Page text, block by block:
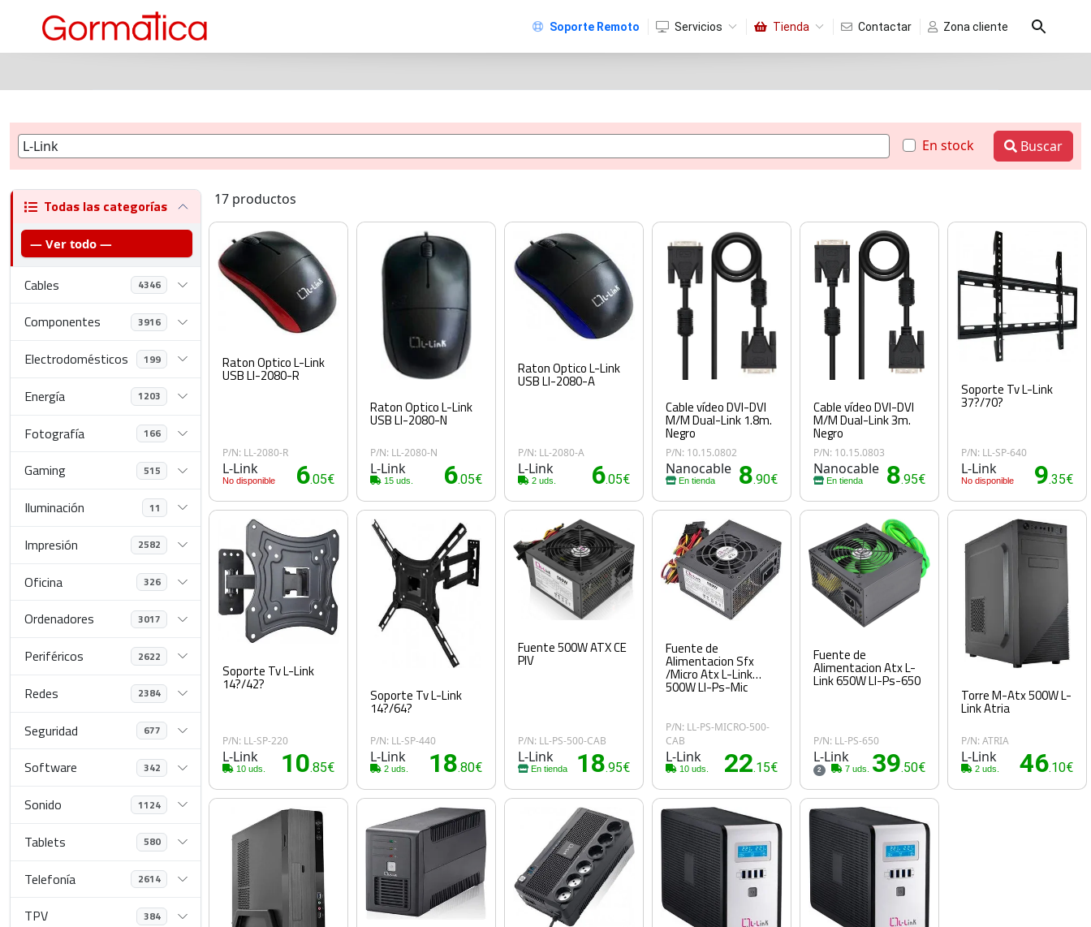
Soporte Remoto Servicios Tienda Contactar Zona cliente
En stock Buscar
Todas las categorías
— Ver todo —
Cables 4346
Componentes 3916
Electrodomésticos 199
Energía 1203
Fotografía 166
Gaming 515
Iluminación 11
Impresión 2582
Oficina 326
Ordenadores 3017
Periféricos 2622
Redes 2384
Seguridad 677
Software 342
Sonido 1124
Tablets 580
Telefonía 2614
TPV 384
17 productos
Raton Optico L-Link
USB Ll-2080-R
P/N: LL-2080-R
L-Link
No disponible 6.05€
Raton Optico L-Link
USB Ll-2080-N
P/N: LL-2080-N
L-Link
15 uds. 6.05€
Raton Optico L-Link
USB Ll-2080-A
P/N: LL-2080-A
L-Link
2 uds. 6.05€
Cable vídeo DVI-DVI
M/M Dual-Link 1.8m.
Negro
P/N: 10.15.0802
Nanocable
En tienda 8.90€
Cable vídeo DVI-DVI
M/M Dual-Link 3m.
Negro
P/N: 10.15.0803
Nanocable
En tienda 8.95€
Soporte Tv L-Link
37?/70?
P/N: LL-SP-640
L-Link
No disponible 9.35€
Soporte Tv L-Link
14?/42?
P/N: LL-SP-220
L-Link
10 uds. 10.85€
Soporte Tv L-Link
14?/64?
P/N: LL-SP-440
L-Link
2 uds. 18.80€
Fuente 500W ATX CE
PIV
P/N: LL-PS-500-CAB
L-Link
En tienda 18.95€
Fuente de
Alimentacion Sfx
/Micro Atx L-Link
500W Ll-Ps-Mic
P/N: LL-PS-MICRO-500-
CAB
L-Link
10 uds. 22.15€
Fuente de
Alimentacion Atx L-
Link 650W Ll-Ps-650
P/N: LL-PS-650
L-Link
2 7 uds. 39.50€
Torre M-Atx 500W L-
Link Atria
P/N: ATRIA
L-Link
2 uds. 46.10€